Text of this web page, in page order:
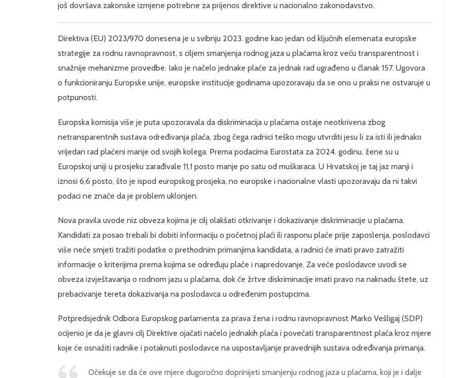
još dovršava zakonske izmjene potrebne za prijenos direktive u nacionalno zakonodavstvo.
Direktiva (EU) 2023/970 donesena je u svibnju 2023. godine kao jedan od ključnih elemenata europske
strategije za rodnu ravnopravnost, s ciljem smanjenja rodnog jaza u plaćama kroz veću transparentnost i
snažnije mehanizme provedbe. Iako je načelo jednake plaće za jednak rad ugrađeno u članak 157. Ugovora
o funkcioniranju Europske unije, europske institucije godinama upozoravaju da se ono u praksi ne ostvaruje u
potpunosti.
Europska komisija više je puta upozoravala da diskriminacija u plaćama ostaje neotkrivena zbog
netransparentnih sustava određivanja plaća, zbog čega radnici teško mogu utvrditi jesu li za isti ili jednako
vrijedan rad plaćeni manje od svojih kolega. Prema podacima Eurostata za 2024. godinu, žene su u
Europskoj uniji u prosjeku zarađivale 11,1 posto manje po satu od muškaraca. U Hrvatskoj je taj jaz manji i
iznosi 6,6 posto, što je ispod europskog prosjeka, no europske i nacionalne vlasti upozoravaju da ni takvi
podaci ne znače da je problem uklonjen.
Nova pravila uvode niz obveza kojima je cilj olakšati otkrivanje i dokazivanje diskriminacije u plaćama.
Kandidati za posao trebali bi dobiti informaciju o početnoj plaći ili rasponu plaće prije zaposlenja, poslodavci
više neće smjeti tražiti podatke o prethodnim primanjima kandidata, a radnici će imati pravo zatražiti
informacije o kriterijima prema kojima se određuju plaće i napredovanje. Za veće poslodavce uvodi se
obveza izvještavanja o rodnom jazu u plaćama, dok će žrtve diskriminacije imati pravo na naknadu štete, uz
prebacivanje tereta dokazivanja na poslodavca u određenim postupcima.
Potpredsjednik Odbora Europskog parlamenta za prava žena i rodnu ravnopravnost Marko Vešligaj (SDP)
ocijenio je da je glavni cilj Direktive ojačati načelo jednakih plaća i povećati transparentnost plaća kroz mjere
koje će osnažiti radnike i potaknuti poslodavce na uspostavljanje pravednijih sustava određivanja primanja.
Očekuje se da će ove mjere dugoročno doprinijeti smanjenju rodnog jaza u plaćama, koji je i dalje